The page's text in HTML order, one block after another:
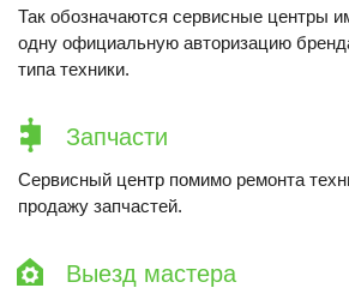
Так обозначаются сервисные центры
одну официальную авторизацию
типа техники.
Запчасти
Сервисный центр помимо ремонта
продажу запчастей.
Выезд мастера